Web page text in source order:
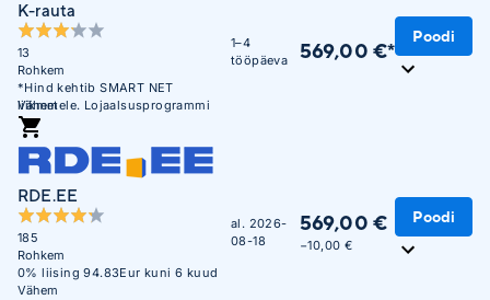
K-rauta
13
Rohkem
*Hind kehtib SMART NET
liikmetele. Lojaalsusprogrammi
mittekuuluvatele liikmetele on
hind 639,00 €
Vähem
1–4
tööpäeva
569,00 €*
Poodi
RDE.EE
185
Rohkem
0% liising 94.83Eur kuni 6 kuud
Vähem
al. 2026-
08-18
569,00 €
−10,00 €
Poodi